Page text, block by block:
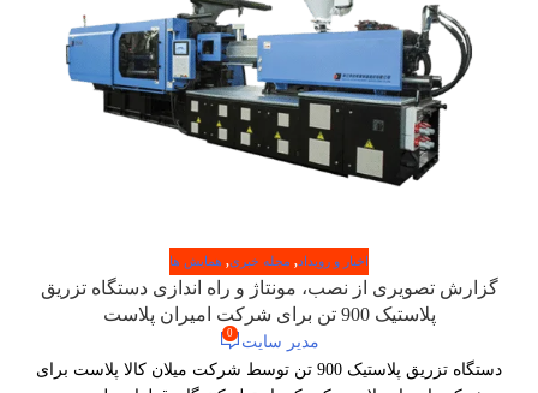
اخبار و رویداد, مجله خبری, همایش ها
گزارش تصویری از نصب، مونتاژ و راه اندازی دستگاه تزریق
پلاستیک 900 تن برای شرکت امیران پلاست
مدیر سایت 0
دستگاه تزریق پلاستیک 900 تن توسط شرکت میلان کالا پلاست برای